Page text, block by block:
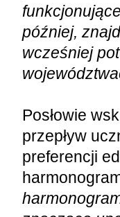
później,
wcześniej
Posłowie
przepływ
preferencji